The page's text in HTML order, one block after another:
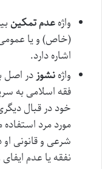
واژهعدم تمکین
(خاص) و یا
اشاره دارد.
واژهنشوزدر اصل
فقه اسلامی به
خود در قبال
مورد مرد
شرعی و قانونی
نفقه یا عدم